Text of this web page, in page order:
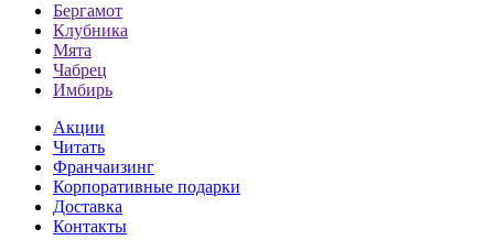
Бергамот
Клубника
Мята
Чабрец
Имбирь
Акции
Читать
Франчаизинг
Корпоративные подарки
Доставка
Контакты